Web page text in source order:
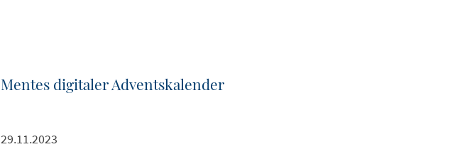
Mentes digitaler Adventskalender
29.11.2023